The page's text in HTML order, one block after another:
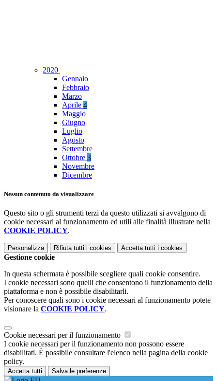
2020
Gennaio
Febbraio
Marzo
Aprile 4
Maggio
Giugno
Luglio
Agosto
Settembre
Ottobre 3
Novembre
Dicembre
Nessun contenuto da visualizzare
Questo sito o gli strumenti terzi da questo utilizzati si avvalgono di
cookie necessari al funzionamento ed utili alle finalità illustrate nella
COOKIE POLICY.
Personalizza Rifiuta tutti i cookies Accetta tutti i cookies
Gestione cookie
In questa schermata è possibile scegliere quali cookie consentire.
I cookie necessari sono quelli che consentono il funzionamento della
piattaforma e non è possibile disabilitarli.
Per conoscere quali sono i cookie necessari al funzionamento potete
visionare la COOKIE POLICY.
Cookie necessari per il funzionamento
I cookie necessari per il funzionamento non possono essere
disabilitati. È possibile consultare l'elenco nella pagina della cookie
policy.
Accetta tutti Salva le preferenze